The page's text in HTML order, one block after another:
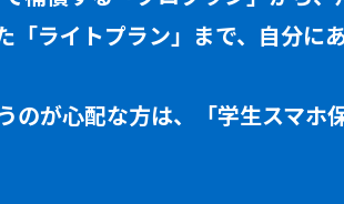
「ライトプラン」まで、自分に
のが心配な方は、「学生スマホ保